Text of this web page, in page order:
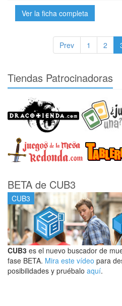
Ver la ficha completa
Prev 1 2
Tiendas Patrocinadoras
BETA de CUB3
CUB3
CUB3 es el nuevo buscador de
fase BETA. Mira este vídeo para
posibilidades y pruébalo aquí.